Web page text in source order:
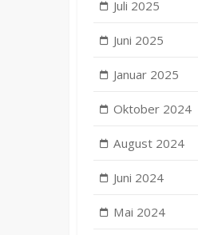
Juli 2025
Juni 2025
Januar 2025
Oktober 2024
August 2024
Juni 2024
Mai 2024